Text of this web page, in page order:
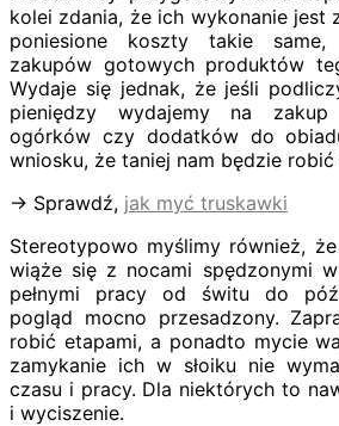
kolei zdania, że ich wykonanie jest
poniesione koszty takie
zakupów gotowych produktów
Wydaje się jednak, że jeśli
pieniędzy wydajemy na zakup
ogórków czy dodatków do
wniosku, że taniej nam będzie robić
→ Sprawdź, jak myć truskawki
Stereotypowo myślimy również, że
wiąże się z nocami spędzonymi
pełnymi pracy od świtu do
pogląd mocno przesadzony.
robić etapami, a ponadto mycie
zamykanie ich w słoiku nie
czasu i pracy. Dla niektórych to
i wyciszenie.